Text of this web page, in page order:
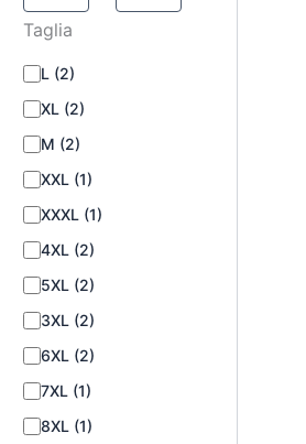
Taglia
L (2)
XL (2)
M (2)
XXL (1)
XXXL (1)
4XL (2)
5XL (2)
3XL (2)
6XL (2)
7XL (1)
8XL (1)